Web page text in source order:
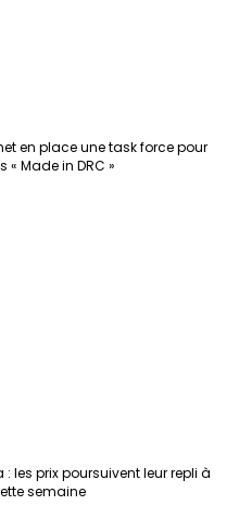
en place une task force pour
Made in DRC »
les prix poursuivent leur repli à
semaine